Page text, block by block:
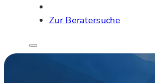
Zur Beratersuche